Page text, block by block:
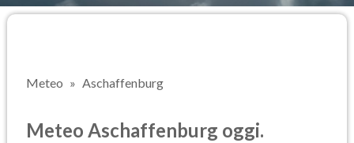
Meteo Aschaffenburg
Meteo Aschaffenburg oggi.